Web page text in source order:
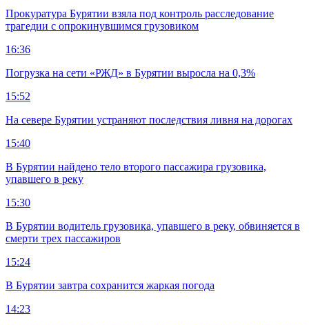
Прокуратура Бурятии взяла под контроль расследование
трагедии с опрокинувшимся грузовиком
16:36
Погрузка на сети «РЖД» в Бурятии выросла на 0,3%
15:52
На севере Бурятии устраняют последствия ливня на дорогах
15:40
В Бурятии найдено тело второго пассажира грузовика,
упавшего в реку
15:30
В Бурятии водитель грузовика, упавшего в реку, обвиняется в
смерти трех пассажиров
15:24
В Бурятии завтра сохранится жаркая погода
14:23